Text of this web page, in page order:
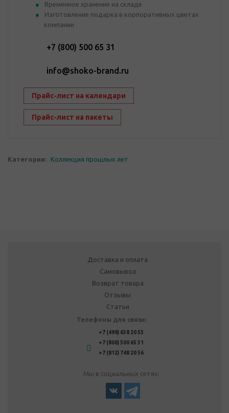
Временное хранение на складе
Изготовление подарка в корпоративных цветах
компании
+7 (800) 500 65 31
info@shoko-brand.ru
Прайс-лист на календари
Прайс-лист на пакеты
Категории: Коллекция прошлых лет
Доставка и оплата
Самовывоз
Возврат товара
Отзывы
Статьи
Телефоны для связи:
+7 (499) 638 20 55
+7 (800) 500 65 31
+7 (812) 748 20 56
Мы в социальных сетях: